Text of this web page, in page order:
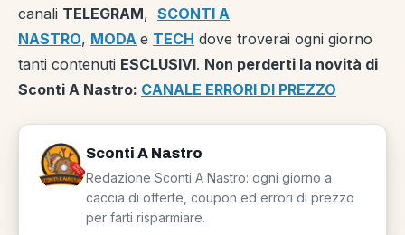
canali TELEGRAM, SCONTI A
NASTRO, MODA e TECH dove troverai ogni giorno
tanti contenuti ESCLUSIVI. Non perderti la novità di
Sconti A Nastro: CANALE ERRORI DI PREZZO
Sconti A Nastro
Redazione Sconti A Nastro: ogni giorno a
caccia di offerte, coupon ed errori di prezzo
per farti risparmiare.